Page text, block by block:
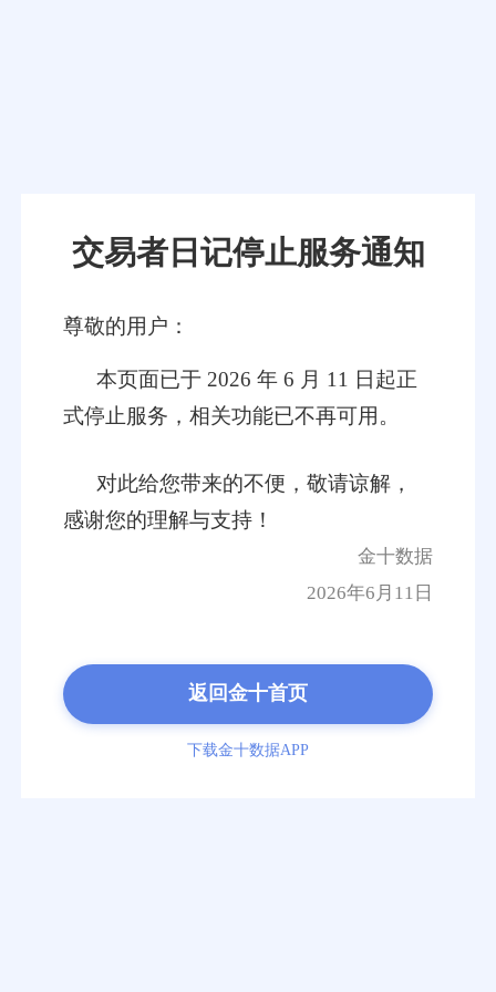
交易者日记停止服务通知
尊敬的用户：
本页面已于 2026 年 6 月 11 日起正
式停止服务，相关功能已不再可用。
对此给您带来的不便，敬请谅解，
感谢您的理解与支持！
金十数据
2026年6月11日
返回金十首页
下载金十数据APP